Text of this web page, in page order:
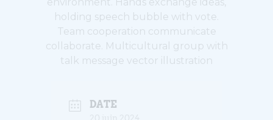
holding speech bubble with vote.
Team cooperation communicate
collaborate. Multicultural group with
talk message vector illustration
DATE